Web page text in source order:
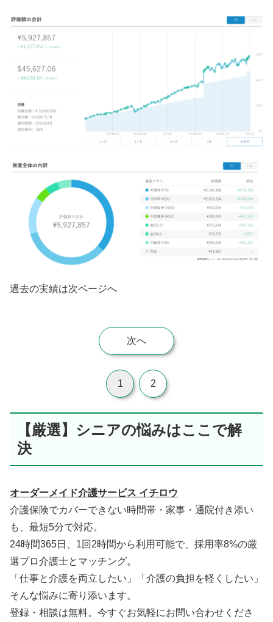
過去の実績は次ページへ
次へ
1 2
【厳選】シニアの悩みはここで解
決
オーダーメイド介護サービス イチロウ
介護保険でカバーできない時間帯・家事・通院付き添い
も、最短5分で対応。
24時間365日、1回2時間から利用可能で、採用率8%の厳
選プロ介護士とマッチング。
「仕事と介護を両立したい」「介護の負担を軽くしたい」
そんな悩みに寄り添います。
登録・相談は無料。今すぐお気軽にお問い合わせくださ